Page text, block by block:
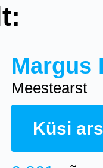
Margus
Meestearst
Küsi